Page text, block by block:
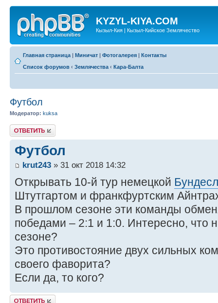
KYZYL-KIYA.COM
Кызыл-Кия | Кызыл-Кийское Землячество
Главная страница | Миничат | Фотогалерея | Контакты
Список форумов ‹ Землячества ‹ Кара-Балта
Футбол
Модератор: kuksa
Ответить
Футбол
krut243 » 31 окт 2018 14:32
Открывать 10-й тур немецкой
Штутгартом и франкфуртским
В прошлом сезоне эти команды
победами – 2:1 и 1:0. Интересно, что
сезоне?
Это противостояние двух сильных
своего фаворита?
Если да, то кого?
Ответить